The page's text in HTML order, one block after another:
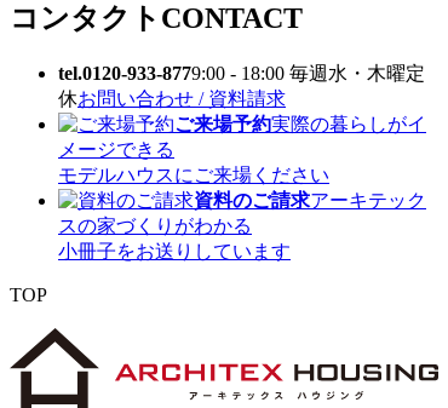
コンタクト CONTACT
tel.0120-933-8779:00 - 18:00 毎週水・木曜定
休お問い合わせ / 資料請求
ご来場予約実際の暮らしがイ
メージできる
モデルハウスにご来場ください
資料のご請求アーキテック
スの家づくりがわかる
小冊子をお送りしています
TOP